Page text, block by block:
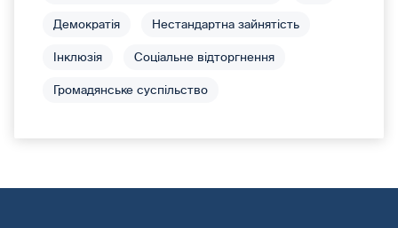
Демократія Нестандартна зайнятість
Інклюзія Соціальне відторгнення
Громадянське суспільство